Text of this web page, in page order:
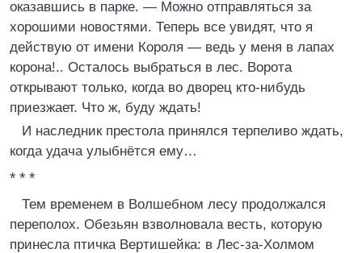
оказавшись в парке. — Можно отправляться за
хорошими новостями. Теперь все увидят, что я
действую от имени Короля — ведь у меня в лапах
корона!.. Осталось выбраться в лес. Ворота
открывают только, когда во дворец кто-нибудь
приезжает. Что ж, буду ждать!
И наследник престола принялся терпеливо ждать,
когда удача улыбнётся ему…
* * *
Тем временем в Волшебном лесу продолжался
переполох. Обезьян взволновала весть, которую
принесла птичка Вертишейка: в Лес-за-Холмом